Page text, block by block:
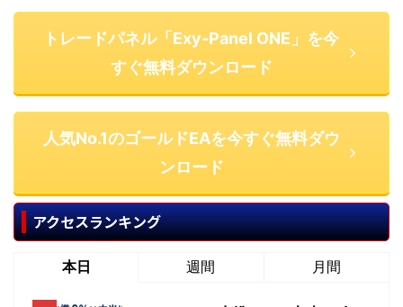
トレードパネル「Exy-Panel ONE」を今
すぐ無料ダウンロード
人気No.1のゴールドEAを今すぐ無料ダウ
ンロード
アクセスランキング
本日 週間 月間